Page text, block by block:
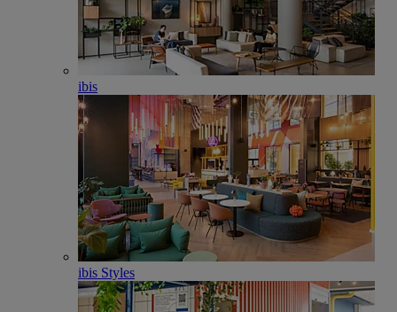
ibis
ibis Styles